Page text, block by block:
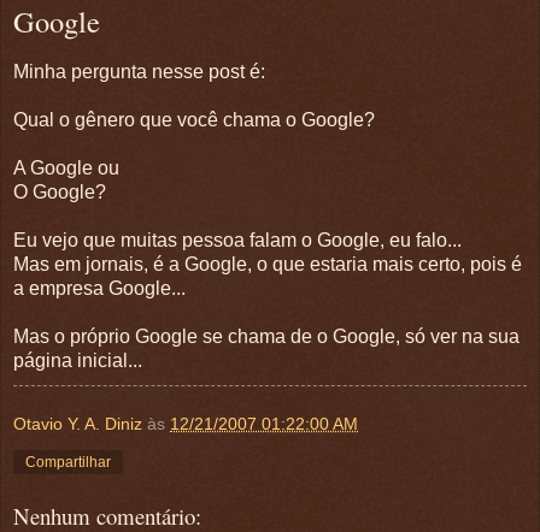
Google
Minha pergunta nesse post é:
Qual o gênero que você chama o Google?
A Google ou
O Google?
Eu vejo que muitas pessoa falam o Google, eu falo...
Mas em jornais, é a Google, o que estaria mais certo, pois é
a empresa Google...
Mas o próprio Google se chama de o Google, só ver na sua
página inicial...
Otavio Y. A. Diniz às 12/21/2007 01:22:00 AM
Compartilhar
Nenhum comentário: